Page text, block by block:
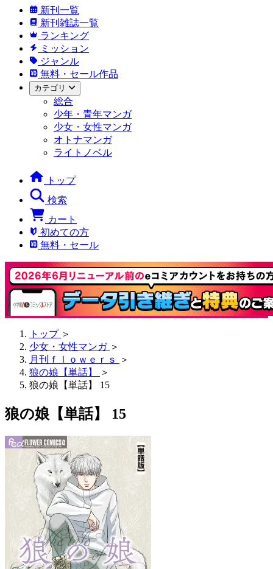
新刊一覧
新刊雑誌一覧
ランキング
ミッション
ジャンル
無料・セール作品
カテゴリ
総合
少年・青年マンガ
少女・女性マンガ
オトナマンガ
ライトノベル
トップ
検索
カート
初めての方
無料・セール
トップ ＞
少女・女性マンガ ＞
月刊ｆｌｏｗｅｒｓ
＞
狼の娘【単話】
＞
狼の娘【単話】 15
狼の娘【単話】 15